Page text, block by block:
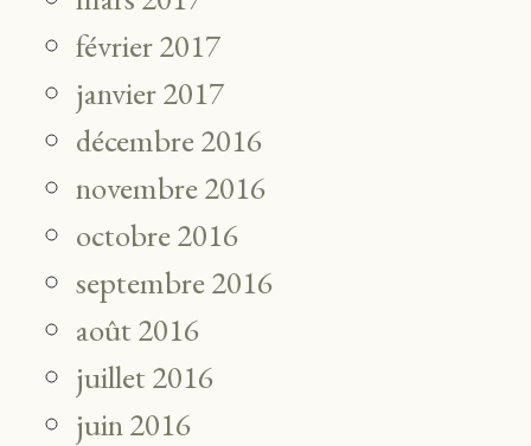
février 2017
janvier 2017
décembre 2016
novembre 2016
octobre 2016
septembre 2016
août 2016
juillet 2016
juin 2016